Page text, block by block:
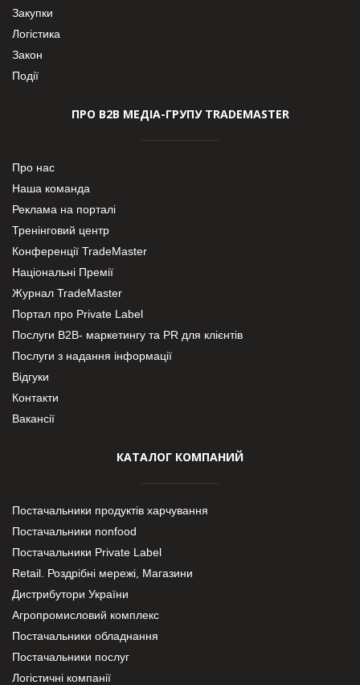
Закупки
Логістика
Закон
Події
ПРО В2В МЕДІА-ГРУПУ TRADEMASTER
Про нас
Наша команда
Реклама на порталі
Тренінговий центр
Конференції TradeMaster
Національні Премії
Журнал TradeMaster
Портал про Private Label
Послуги В2В- маркетингу та PR для клієнтів
Послуги з надання інформації
Відгуки
Контакти
Вакансії
КАТАЛОГ КОМПАНИЙ
Постачальники продуктів харчування
Постачальники nonfood
Постачальники Private Label
Retail. Роздрібні мережі, Магазини
Дистрибутори України
Агропромисловий комплекс
Постачальники обладнання
Постачальники послуг
Логістичні компанії